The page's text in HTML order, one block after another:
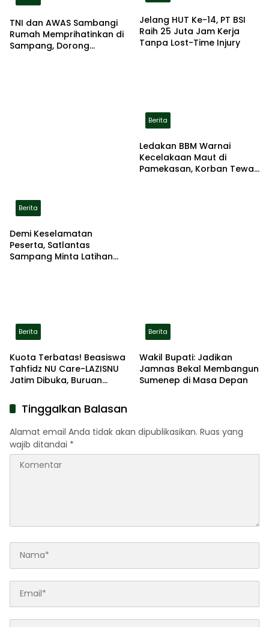
TNI dan AWAS Sambangi
Rumah Memprihatinkan di
Sampang, Dorong
Jelang HUT Ke-14, PT BSI
Raih 25 Juta Jam Kerja
Tanpa Lost-Time Injury
Berita
Demi Keselamatan
Peserta, Satlantas
Sampang Minta Latihan
Berita
Ledakan BBM Warnai
Kecelakaan Maut di
Pamekasan, Korban Tewas
Berita
Kuota Terbatas! Beasiswa
Tahfidz NU Care-LAZISNU
Jatim Dibuka, Buruan
Berita
Wakil Bupati: Jadikan
Jamnas Bekal Membangun
Sumenep di Masa Depan
Tinggalkan Balasan
Alamat email Anda tidak akan dipublikasikan. Ruas yang
wajib ditandai *